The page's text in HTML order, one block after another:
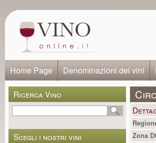
Home Page Denominazioni dei vini
Ricerca Vino
Scegli i nostri vini Zona